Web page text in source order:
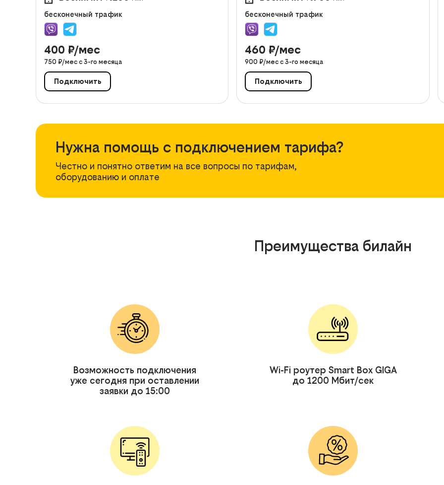
бесконечный трафик
400 ₽/мес
750 ₽/мес с 3-го месяца
Подключить
бесконечный трафик
460 ₽/мес
900 ₽/мес с3-го месяца
Подключить
Нужна помощь с подключением тарифа?
Честно и понятно ответим на все вопросы по тарифам,
оборудованию и оплате
Преимущества билайн
Возможность подключения
уже сегодня при оставлении
заявки до 15:00
Wi-Fi роутер Smart Box GIGA
до 1200 Мбит/сек